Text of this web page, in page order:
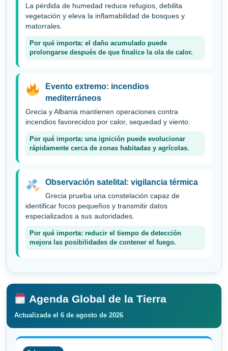
La pérdida de humedad reduce refugios, debilita
vegetación y eleva la inflamabilidad de bosques y
matorrales.
Por qué importa: el daño acumulado puede
prolongarse después de que finalice la ola de calor.
Evento extremo: incendios
mediterráneos
Grecia y Albania mantienen operaciones contra
incendios favorecidos por calor, sequedad y viento.
Por qué importa: una ignición puede evolucionar
rápidamente cerca de zonas habitadas y agrícolas.
Observación satelital: vigilancia térmica
Grecia prueba una constelación capaz de
identificar focos pequeños y transmitir datos
especializados a sus autoridades.
Por qué importa: reducir el tiempo de detección
mejora las posibilidades de contener el fuego.
Agenda Global de la Tierra
Actualizada el 6 de agosto de 2026